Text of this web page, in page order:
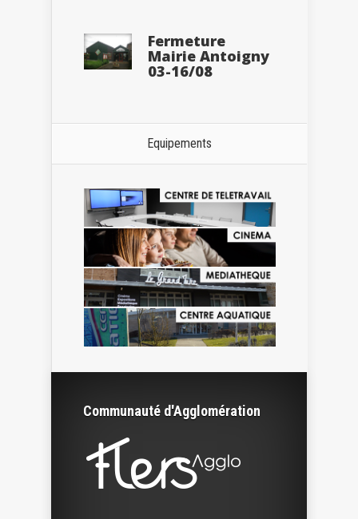
Fermeture
Mairie Antoigny
03-16/08
Equipements
Communauté d'Agglomération